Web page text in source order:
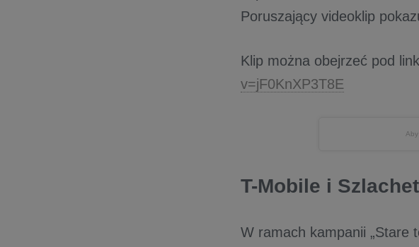
Poruszający videoklip
Klip można obejrzeć pod
v=jF0KnXP3T8E
T-Mobile i
W ramach kampanii „Stare